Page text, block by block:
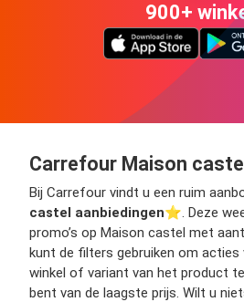
900+
Carrefour Maison
Bij Carrefour vindt u een ruim
castel aanbiedingen⭐️. Deze
promo’s op Maison castel met
kunt de filters gebruiken om
winkel of variant van het product
bent van de laagste prijs. Wilt u